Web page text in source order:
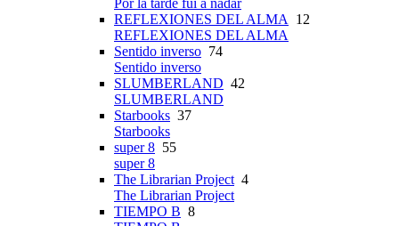
Por la tarde fui a nadar
REFLEXIONES DEL ALMA 12
REFLEXIONES DEL ALMA
Sentido inverso 74
Sentido inverso
SLUMBERLAND 42
SLUMBERLAND
Starbooks 37
Starbooks
super 8 55
super 8
The Librarian Project4
The Librarian Project
TIEMPO B 8